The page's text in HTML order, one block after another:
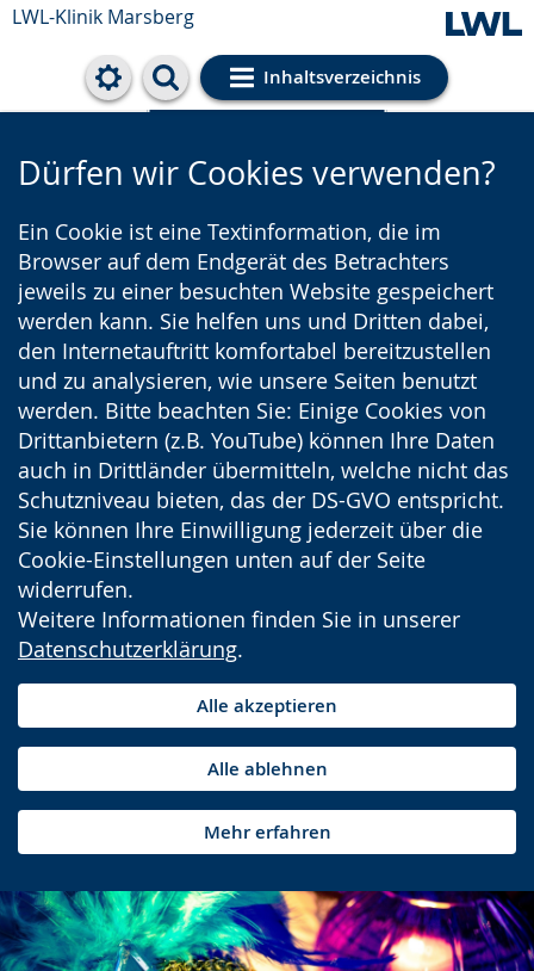
LWL-Klinik Marsberg
Inhaltsverzeichnis
Cookie-Einstellungen
Dürfen wir Cookies verwenden?
Ein Cookie ist eine Textinformation, die im
Browser auf dem Endgerät des Betrachters
jeweils zu einer besuchten Website gespeichert
werden kann. Sie helfen uns und Dritten dabei,
den Internetauftritt komfortabel bereitzustellen
und zu analysieren, wie unsere Seiten benutzt
werden. Bitte beachten Sie: Einige Cookies von
Drittanbietern (z.B. YouTube) können Ihre Daten
auch in Drittländer übermitteln, welche nicht das
Schutzniveau bieten, das der DS-GVO entspricht.
Sie können Ihre Einwilligung jederzeit über die
Cookie-Einstellungen unten auf der Seite
widerrufen.
Weitere Informationen finden Sie in unserer
Datenschutzerklärung.
Alle akzeptieren
Alle ablehnen
Mehr erfahren